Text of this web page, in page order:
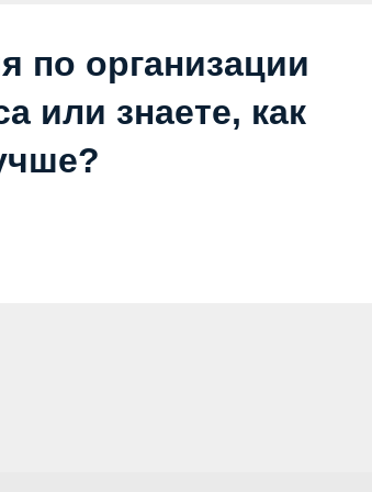
по организации
или знаете, как